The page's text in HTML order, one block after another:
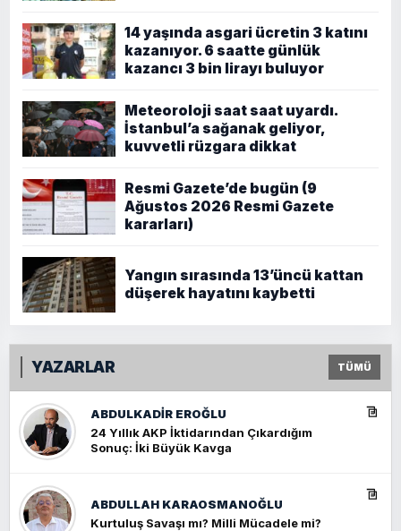
14 yaşında asgari ücretin 3 katını
kazanıyor. 6 saatte günlük
kazancı 3 bin lirayı buluyor
Meteoroloji saat saat uyardı.
İstanbul’a sağanak geliyor,
kuvvetli rüzgara dikkat
Resmi Gazete’de bugün (9
Ağustos 2026 Resmi Gazete
kararları)
Yangın sırasında 13’üncü kattan
düşerek hayatını kaybetti
YAZARLAR TÜMÜ
ABDULKADIR EROĞLU
24 Yıllık AKP İktidarından Çıkardığım
Sonuç: İki Büyük Kavga
ABDULLAH KARAOSMANOĞLU
Kurtuluş Savaşı mı? Milli Mücadele mi?